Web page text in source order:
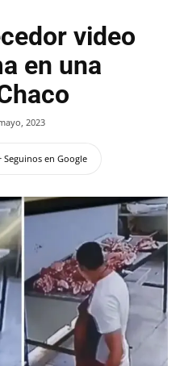
video
en una
2023
Seguinos en Google